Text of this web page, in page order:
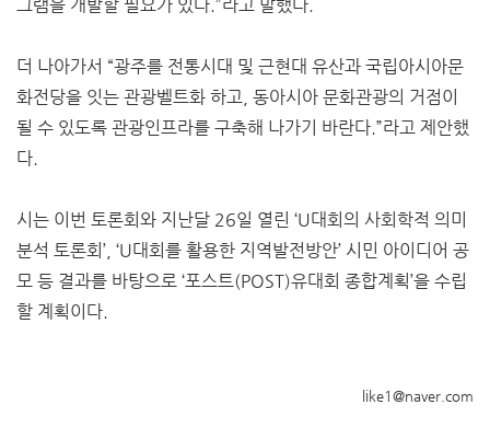
그램을 개발할 필요가 있다.”라고 말했다.
더 나아가서 “광주를 전통시대 및 근현대 유산과 국립아시아문
화전당을 잇는 관광벨트화 하고, 동아시아 문화관광의 거점이
될 수 있도록 관광인프라를 구축해 나가기 바란다.”라고 제안했
다.
시는 이번 토론회와 지난달 26일 열린 ‘U대회의 사회학적 의미
분석 토론회’, ‘U대회를 활용한 지역발전방안’ 시민 아이디어 공
모 등 결과를 바탕으로 ‘포스트(POST)유대회 종합계획’을 수립
할 계획이다.
like1@naver.com